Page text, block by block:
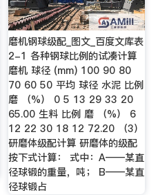
磨机钢球级配_图文_百度文库表
2-1 各种钢球比例的试凑计算
磨机 球径 (mm) 100 90 80
70 60 50 平均 球径 水泥 比例
磨 （%） 0 5 13 29 33 20
65.00 生料 比例 磨 （%） 6
12 22 30 18 12 72.20 （3）
研磨体级配计算 研磨体的级配
按下式计算： 式中：A——某直
径球锻的重量，吨； B——某直
径球锻占